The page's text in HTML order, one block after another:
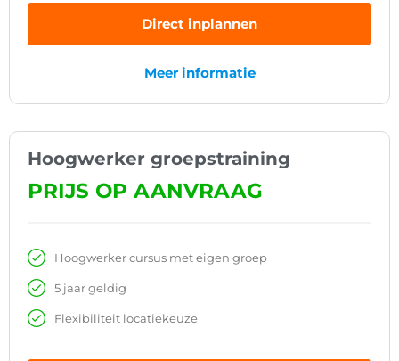
Direct inplannen
Meer informatie
Hoogwerker groepstraining
PRIJS OP AANVRAAG
Hoogwerker cursus met eigen groep
5 jaar geldig
Flexibiliteit locatiekeuze